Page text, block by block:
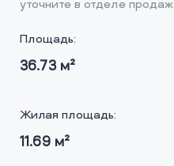
уточните в отделе продаж
Площадь:
36.73м²
Жилая площадь:
11.69м²